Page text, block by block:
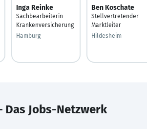
Inga Reinke
Sachbearbeiterin
Krankenversicherung
Hamburg
Ben Koschate
Stellvertretender
Marktleiter
Hildesheim
Das Jobs-Netzwerk